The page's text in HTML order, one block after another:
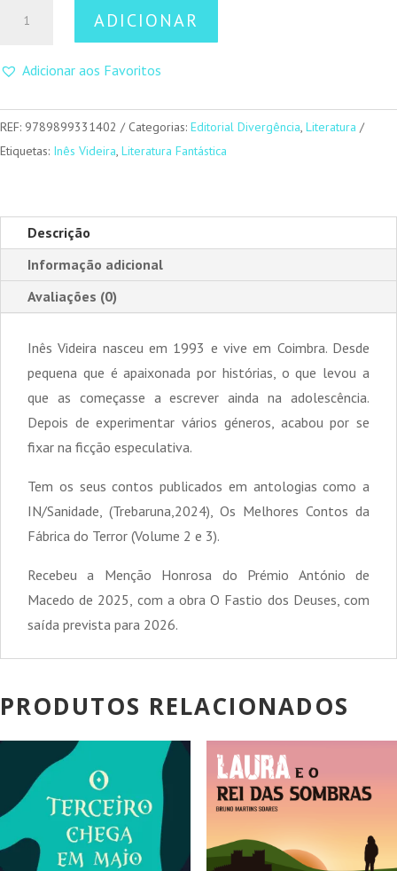
e
ADICIONAR
Adicionar aos Favoritos
REF: 9789899331402 Categorias: Editorial Divergência Literatura
Etiquetas: Inês Videira Literatura Fantástica
Descrição
Informação adicional
Avaliações (0)
Inês Videira nasceu em 1993 e vive em Coimbra. Desde
pequena que é apaixonada por histórias, o que levou a
que as começasse a escrever ainda na adolescência.
Depois de experimentar vários géneros, acabou por se
fixar na ficção especulativa.
Tem os seus contos publicados em antologias como a
IN/Sanidade, (Trebaruna,2024), Os Melhores Contos da
Fábrica do Terror (Volume 2 e 3).
Recebeu a Menção Honrosa do Prémio António de
Macedo de 2025, com a obra O Fastio dos Deuses, com
saída prevista para 2026.
PRODUTOS RELACIONADOS
PROMOÇÃO! PROMOÇÃO!